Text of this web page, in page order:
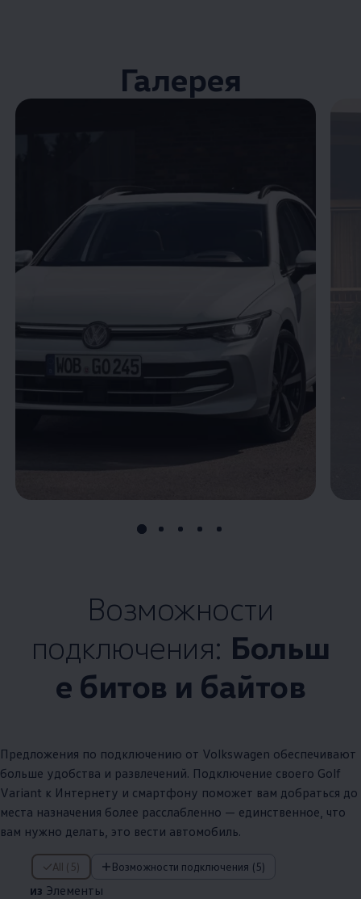
Галерея
Enable fullscreen mode
Возможности
подключения: Больш
е битов и байтов
Предложения по подключению от Volkswagen обеспечивают
больше удобства и развлечений. Подключение своего Golf
Variant к Интернету и смартфону поможет вам добраться до
места назначения более расслабленно — единственное, что
вам нужно делать, это вести автомобиль.
All (5) Возможности подключения (5)
из Элементы
из Элементы